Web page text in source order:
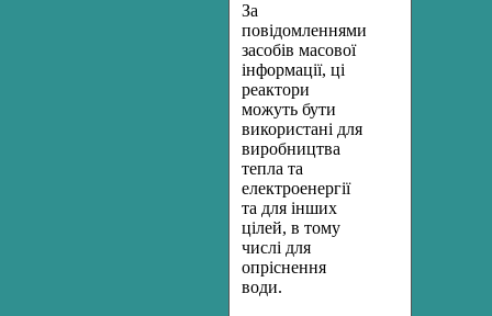
За
повідомленнями
засобів масової
інформації, ці
реактори
можуть бути
використані для
виробництва
тепла та
електроенергії
та для інших
цілей, в тому
числі для
опріснення
води.